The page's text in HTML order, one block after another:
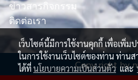
ข่าวสารกิจกรรม
ติดต่อเรา
Copy right by
เว็บไซต์นี้มีการใช้งานคุกกี้ เพื่อเพิ่
ในการใช้งานเว็บไซต์ของท่าน ท่าน
ได้ที่นโยบายความเป็นส่วนตัวและ